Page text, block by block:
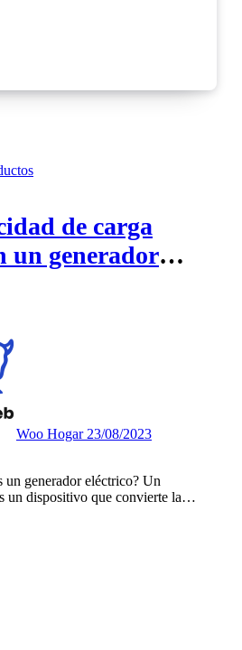
de carga
un generador
Woo Hogar 23/08/2023
un dispositivo que convierte la…